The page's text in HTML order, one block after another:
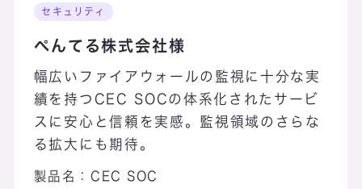
セキュリティ
ぺんてる株式会社様
幅広いファイアウォールの監視に十分な実
績を持つCEC SOCの体系化されたサービ
スに安心と信頼を実感。監視領域のさらな
る拡大にも期待。
製品名：CEC SOC